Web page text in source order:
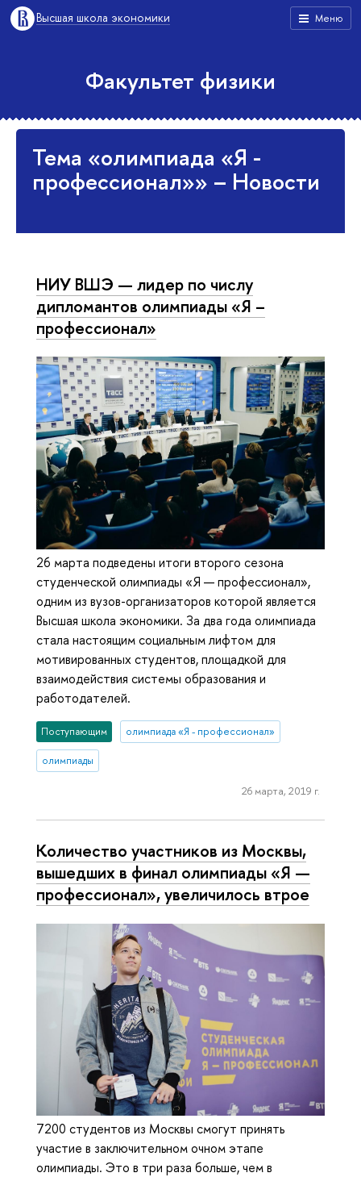
Меню
Высшая школа экономики
Факультет физики
Тема «олимпиада «Я -
профессионал»» – Новости
НИУ ВШЭ — лидер по числу
дипломантов олимпиады «Я –
профессионал»
26 марта подведены итоги второго сезона
студенческой олимпиады «Я — профессионал»,
одним из вузов-организаторов которой является
Высшая школа экономики. За два года олимпиада
стала настоящим социальным лифтом для
мотивированных студентов, площадкой для
взаимодействия системы образования и
работодателей.
Поступающим олимпиада «Я - профессионал»
олимпиады
26 марта, 2019 г.
Количество участников из Москвы,
вышедших в финал олимпиады «Я —
профессионал», увеличилось втрое
7200 студентов из Москвы смогут принять
участие в заключительном очном этапе
олимпиады. Это в три раза больше, чем в